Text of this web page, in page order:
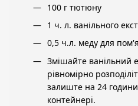
100 г тютюну
1 ч. л. ванільного
0,5 ч.л. меду для
Змішайте ванільний
рівномірно
залиште на 24
контейнері.